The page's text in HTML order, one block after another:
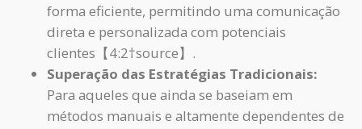
forma eficiente, permitindo uma comunicação
direta e personalizada com potenciais
clientes【4:2†source】.
Superação das Estratégias Tradicionais:
Para aqueles que ainda se baseiam em
métodos manuais e altamente dependentes de